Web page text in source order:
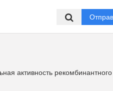
активность